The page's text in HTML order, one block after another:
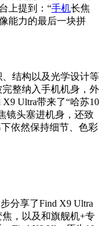
上提到：“手机长焦
能力的最后一块拼
结构以及光学设计等
整纳入手机机身，外
Ultra带来了“哈苏10
镜头塞进机身，还致
依然保持细节、色彩
分享了Find X9 Ultra
，以及和旗舰机+专